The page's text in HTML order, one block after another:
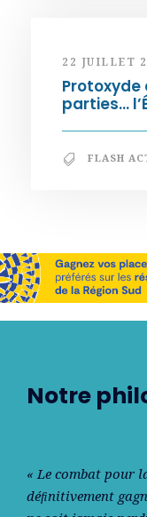
22 JUILLET
Protoxyde
parties…
FLASH
Notre
« Le combat pour
déﬁnitivement